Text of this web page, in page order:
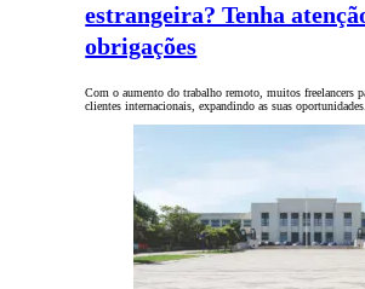
estrangeira? Tenha
obrigações
Com o aumento do trabalho remoto, muitos freelancers
clientes internacionais, expandindo as suas